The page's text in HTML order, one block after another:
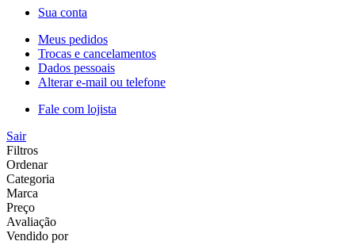
Sua conta
Meus pedidos
Trocas e cancelamentos
Dados pessoais
Alterar e-mail ou telefone
Fale com lojista
Sair
Filtros
Ordenar
Categoria
Marca
Preço
Avaliação
Vendido por